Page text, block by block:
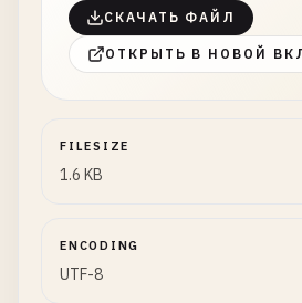
СКАЧАТЬ ФАЙЛ
ОТКРЫТЬ В НОВОЙ
FILESIZE
1.6 KB
ENCODING
UTF-8